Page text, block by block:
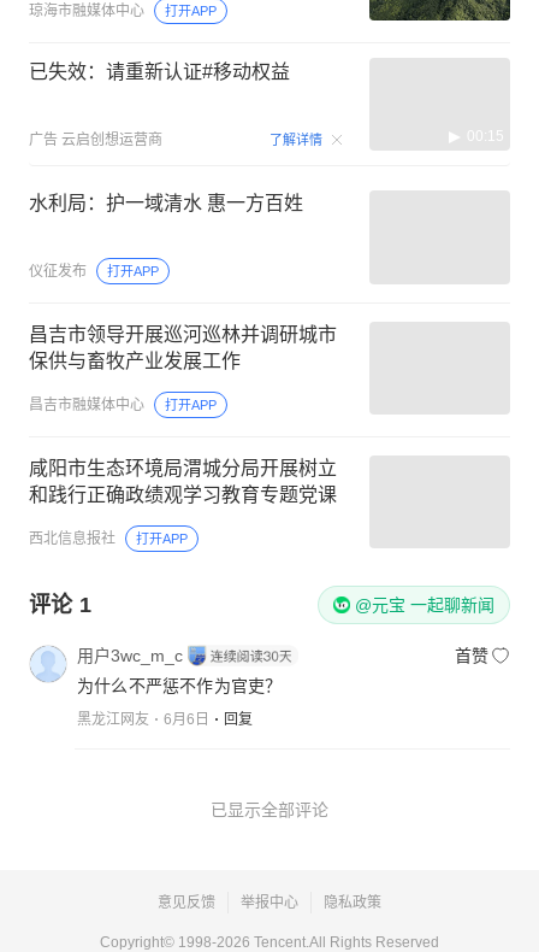
琼海市融媒体中心 打开APP
已失效：请重新认证#移动权益
广告 云启创想运营商 了解详情 00:15
水利局：护一域清水 惠一方百姓
仪征发布 打开APP
昌吉市领导开展巡河巡林并调研城市
保供与畜牧产业发展工作
昌吉市融媒体中心 打开APP
咸阳市生态环境局渭城分局开展树立
和践行正确政绩观学习教育专题党课
西北信息报社 打开APP
评论 1 @元宝 一起聊新闻
用户3wc_m_c
首赞
为什么不严惩不作为官吏？
黑龙江网友 6月6日 回复
已显示全部评论
意见反馈 举报中心 隐私政策
Copyright© 1998-2026 Tencent.All Rights Reserved